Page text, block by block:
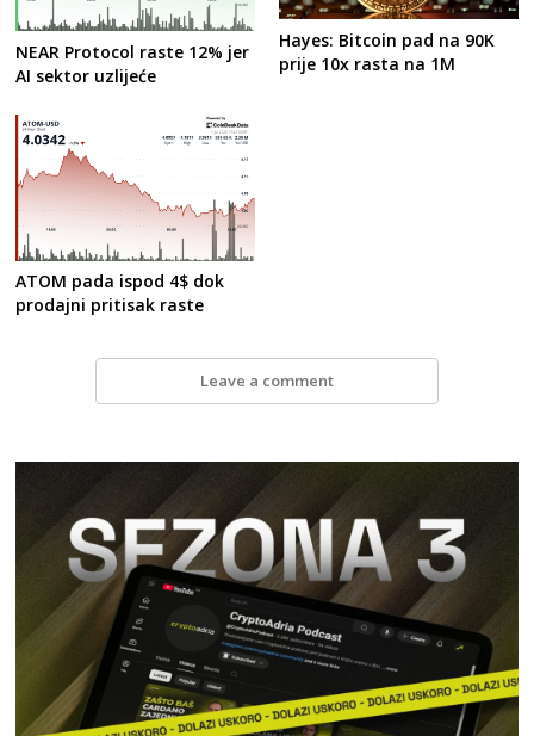
NEAR Protocol raste 12% jer
AI sektor uzlijeće
Hayes: Bitcoin pad na 90K
prije 10x rasta na 1M
ATOM pada ispod 4$ dok
prodajni pritisak raste
Leave a comment